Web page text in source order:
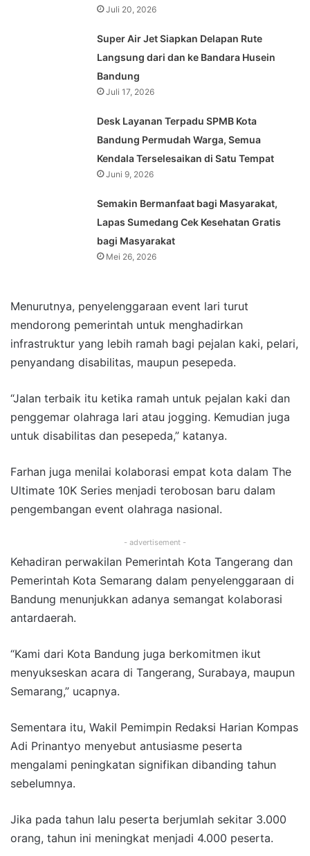
Juli 20, 2026
Super Air Jet Siapkan Delapan Rute
Langsung dari dan ke Bandara Husein
Bandung
Juli 17, 2026
Desk Layanan Terpadu SPMB Kota
Bandung Permudah Warga, Semua
Kendala Terselesaikan di Satu Tempat
Juni 9, 2026
Semakin Bermanfaat bagi Masyarakat,
Lapas Sumedang Cek Kesehatan Gratis
bagi Masyarakat
Mei 26, 2026
Menurutnya, penyelenggaraan event lari turut
mendorong pemerintah untuk menghadirkan
infrastruktur yang lebih ramah bagi pejalan kaki, pelari,
penyandang disabilitas, maupun pesepeda.
“Jalan terbaik itu ketika ramah untuk pejalan kaki dan
penggemar olahraga lari atau jogging. Kemudian juga
untuk disabilitas dan pesepeda,” katanya.
Farhan juga menilai kolaborasi empat kota dalam The
Ultimate 10K Series menjadi terobosan baru dalam
pengembangan event olahraga nasional.
- advertisement -
Kehadiran perwakilan Pemerintah Kota Tangerang dan
Pemerintah Kota Semarang dalam penyelenggaraan di
Bandung menunjukkan adanya semangat kolaborasi
antardaerah.
“Kami dari Kota Bandung juga berkomitmen ikut
menyukseskan acara di Tangerang, Surabaya, maupun
Semarang,” ucapnya.
Sementara itu, Wakil Pemimpin Redaksi Harian Kompas
Adi Prinantyo menyebut antusiasme peserta
mengalami peningkatan signifikan dibanding tahun
sebelumnya.
Jika pada tahun lalu peserta berjumlah sekitar 3.000
orang, tahun ini meningkat menjadi 4.000 peserta.